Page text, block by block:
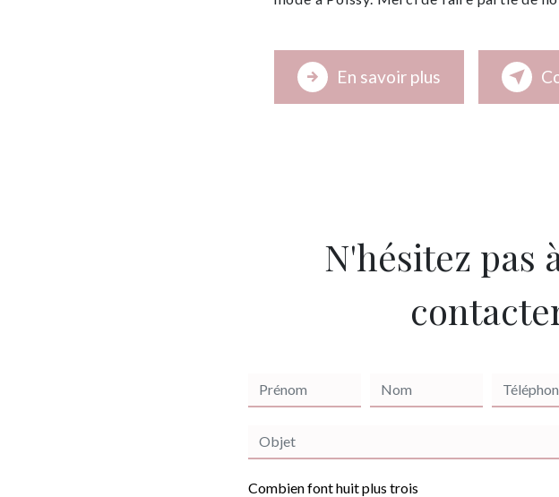
En savoir plus
N'hésitez pas
Combien font huit plus trois